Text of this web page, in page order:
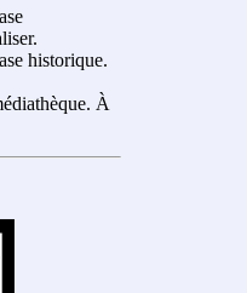
historique.
À